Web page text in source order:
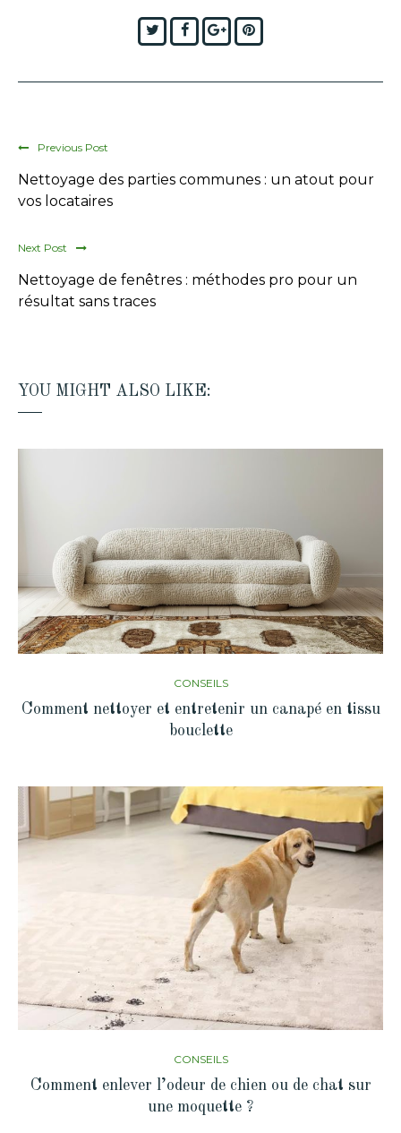
TwitterFacebook
Google+Pinterest
Previous Post
Nettoyage des parties communes : un atout pour
vos locataires
Next Post
Nettoyage de fenêtres : méthodes pro pour un
résultat sans traces
YOU MIGHT ALSO LIKE:
CONSEILS
Comment nettoyer et entretenir un canapé en tissu
bouclette
CONSEILS
Comment enlever l’odeur de chien ou de chat sur
une moquette ?